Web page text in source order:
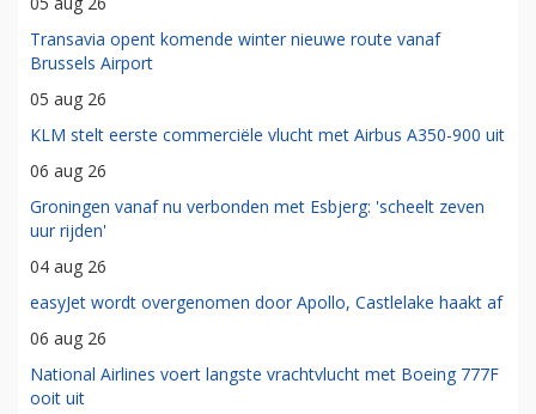
Transavia opent komende winter nieuwe route vanaf
Brussels Airport
05 aug 26
KLM stelt eerste commerciële vlucht met Airbus A350-900 uit
06 aug 26
Groningen vanaf nu verbonden met Esbjerg: 'scheelt zeven
uur rijden'
04 aug 26
easyJet wordt overgenomen door Apollo, Castlelake haakt af
06 aug 26
National Airlines voert langste vrachtvlucht met Boeing 777F
ooit uit